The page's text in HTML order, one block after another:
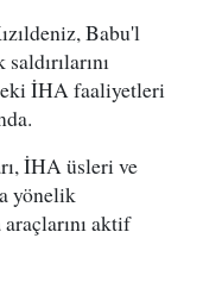
Babu'l
İHA faaliyetleri
İHA üsleri ve
yönelik
aktif